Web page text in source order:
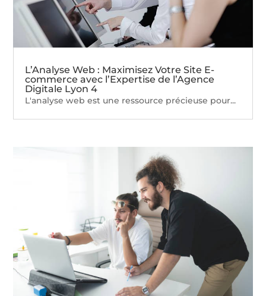
L’Analyse Web : Maximisez Votre Site E-
commerce avec l’Expertise de l’Agence
Digitale Lyon 4
L'analyse web est une ressource précieuse pour...